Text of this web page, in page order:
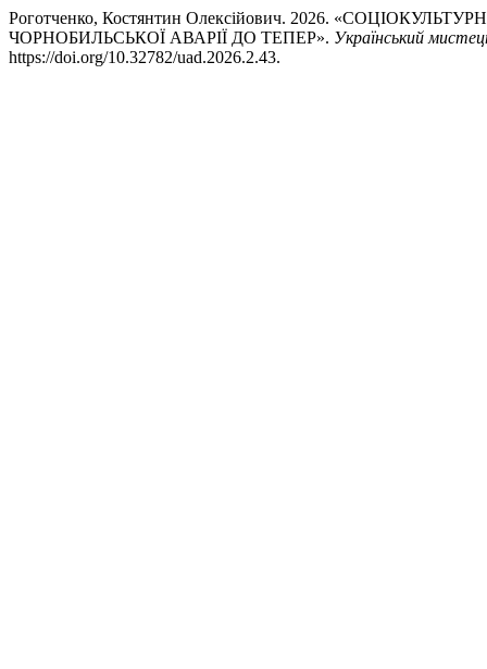
Роготченко, Костянтин Олексійович. 2026.
ЧОРНОБИЛЬСЬКОЇ АВАРІЇ ДО ТЕПЕР». Український
https://doi.org/10.32782/uad.2026.2.43.